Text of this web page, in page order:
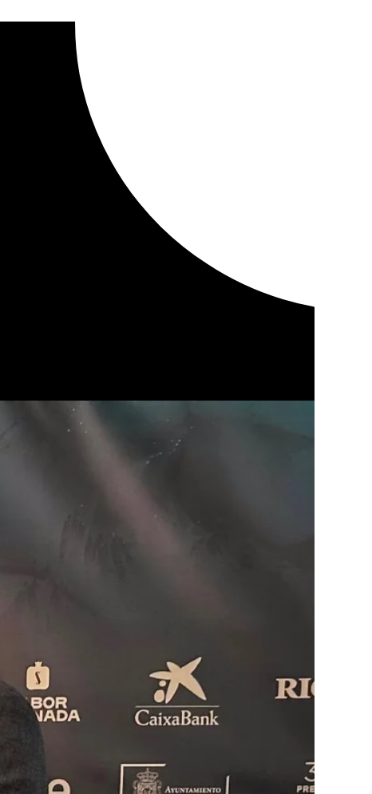
con una alfombra roja